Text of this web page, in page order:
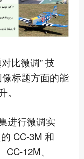
比微调” 技
标题方面的能
进行微调实
CC-3M 和
12M、